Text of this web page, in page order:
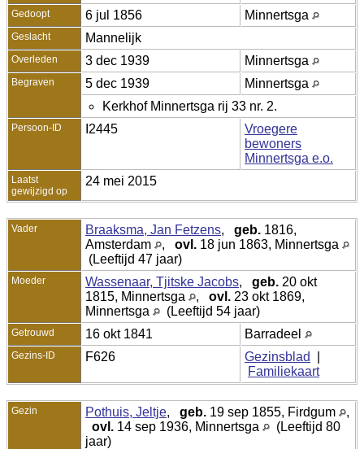
Gedoopt 6 jul 1856 Minnertsga
Geslacht Mannelijk
Overleden 3 dec 1939 Minnertsga
Begraven 5 dec 1939
Minnertsga
Kerkhof Minnertsga rij 33 nr. 2.
Persoon-ID I2445
Vroegere
bewoners
Minnertsga e.o.
Laatst
gewijzigd op
24 mei 2015
Vader Braaksma, Jan Fetzens, geb. 1816,
Amsterdam
, ovl. 18 jun 1863, Minnertsga
(Leeftijd 47 jaar)
Moeder Wassenaar, Tjitske Jacobs, geb. 20 okt
1815, Minnertsga
, ovl. 23 okt 1869,
Minnertsga
(Leeftijd 54 jaar)
Getrouwd 16 okt 1841 Barradeel
Gezins-ID F626 Gezinsblad
Familiekaart
Gezin Pothuis, Jeltje, geb. 19 sep 1855, Firdgum
,
ovl. 14 sep 1936, Minnertsga
(Leeftijd 80
jaar)